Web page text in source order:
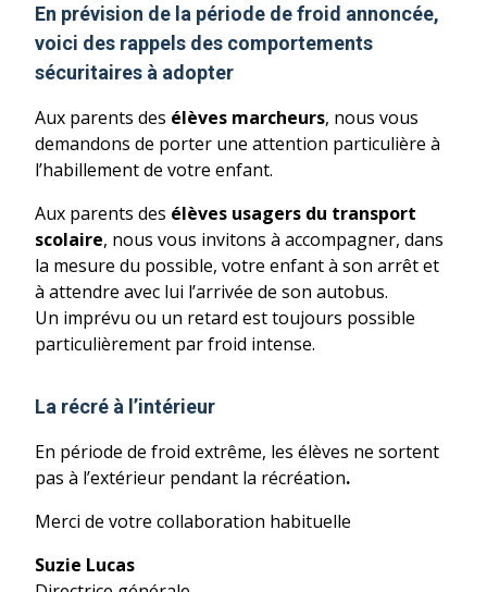
En prévision de la période defroid annoncée,
voici des rappels des comportements
sécuritaires à adopter
Aux parents des élèves marcheurs, nous vous
demandons de porter une attention particulière à
l’habillement de votre enfant.
Aux parents des élèves usagers du transport
scolaire, nous vous invitons à accompagner, dans
la mesure du possible, votre enfant à son arrêt et
à attendre avec lui l’arrivée de son autobus.
Un imprévu ou un retard est toujours possible
particulièrement par froid intense.
La récré à l’intérieur
En période de froid extrême, les élèves ne sortent
pas à l’extérieur pendant la récréation.
Merci de votre collaboration habituelle
Suzie Lucas